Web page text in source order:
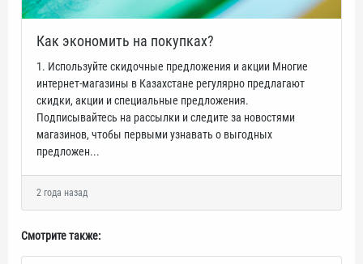
Как экономить на покупках?
1. Используйте скидочные предложения и акции Многие
интернет-магазины в Казахстане регулярно предлагают
скидки, акции и специальные предложения.
Подписывайтесь на рассылки и следите за новостями
магазинов, чтобы первыми узнавать о выгодных
предложен...
2 года назад
Смотрите также: